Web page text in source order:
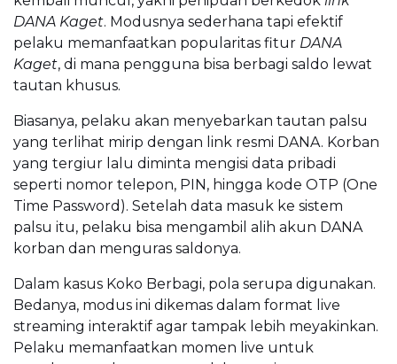
DANA Kaget. Modusnya sederhana tapi efektif
pelaku memanfaatkan popularitas fitur DANA
Kaget, di mana pengguna bisa berbagi saldo lewat
tautan khusus.
Biasanya, pelaku akan menyebarkan tautan palsu
yang terlihat mirip dengan link resmi DANA. Korban
yang tergiur lalu diminta mengisi data pribadi
seperti nomor telepon, PIN, hingga kode OTP (One
Time Password). Setelah data masuk ke sistem
palsu itu, pelaku bisa mengambil alih akun DANA
korban dan menguras saldonya.
Dalam kasus Koko Berbagi, pola serupa digunakan.
Bedanya, modus ini dikemas dalam format live
streaming interaktif agar tampak lebih meyakinkan.
Pelaku memanfaatkan momen live untuk